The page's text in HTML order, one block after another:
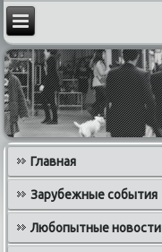
Главная
Зарубежные события
Любопытные новости